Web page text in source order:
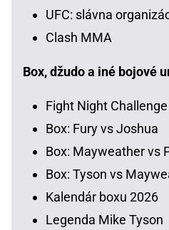
UFC: slávna
Clash MMA
Box, džudo a iné bojové
Fight Night
Box: Fury vs Joshua
Box: Mayweather vs
Box: Tyson vs
Kalendár boxu 2026
Legenda Mike Tyson